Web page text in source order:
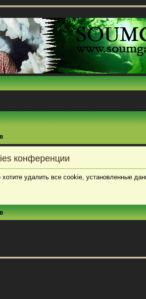
конференции
удалить все cookie, установленные